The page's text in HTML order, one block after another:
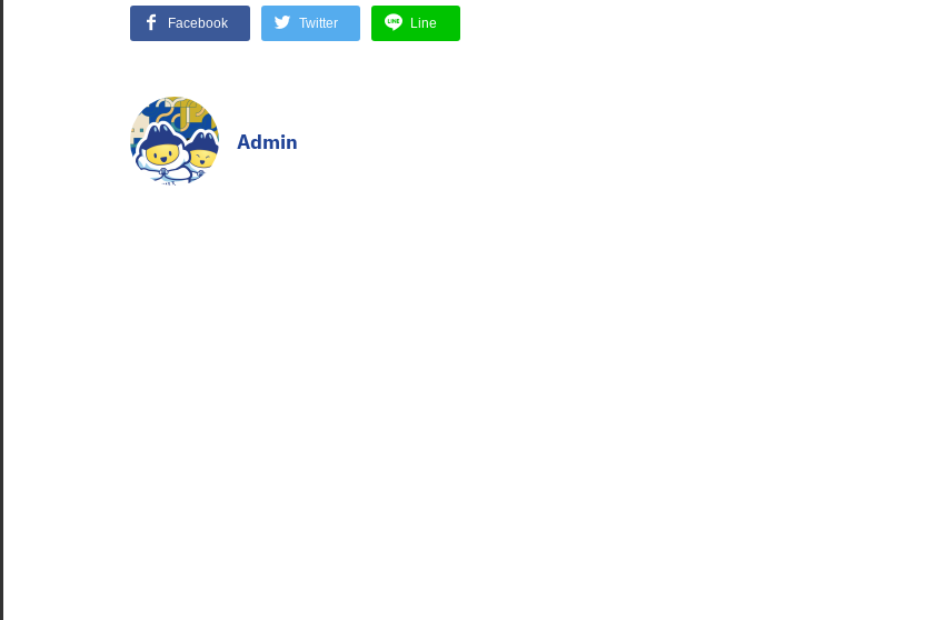
Facebook Twitter Line
Admin